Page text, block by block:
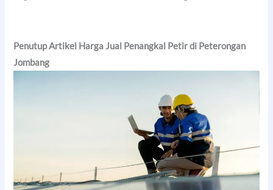
Penutup Artikel Harga Jual Penangkal Petir di Peterongan
Jombang